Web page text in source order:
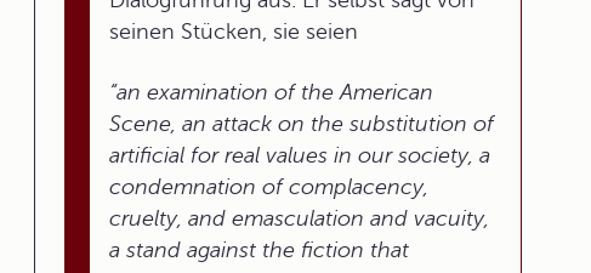
seinen Stücken, sie seien
“an examination of the American
Scene, an attack on the substitution of
artificial for real values in our society, a
condemnation of complacency,
cruelty, and emasculation and vacuity,
a stand against the fiction that